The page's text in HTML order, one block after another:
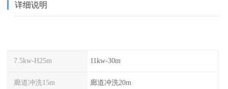
详细说明
7.5kw-H25m 11kw-30m
廊道冲洗15m 廊道冲洗20m